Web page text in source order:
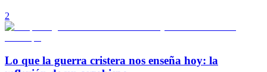
2
Lo que la guerra cristera nos enseña hoy: la